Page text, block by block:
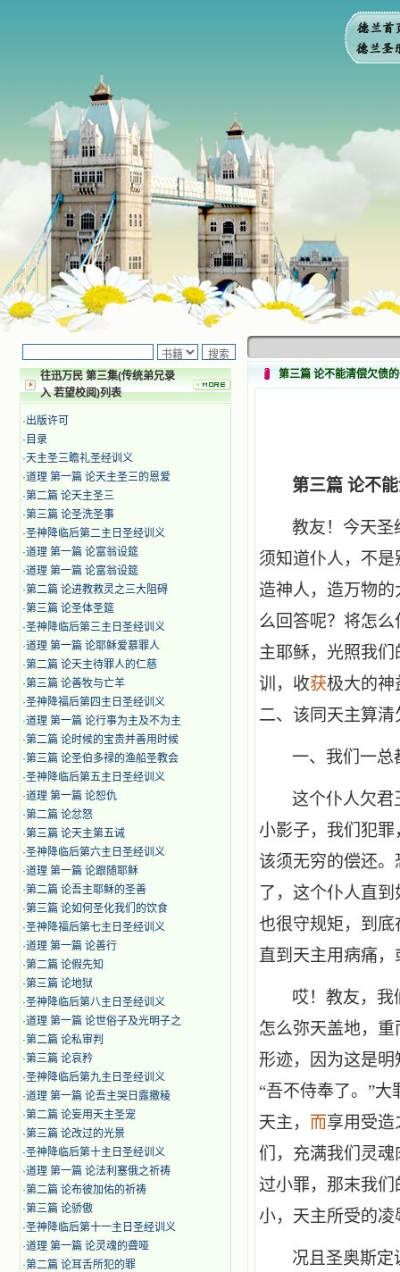
往迅万民 第三集(传统弟兄录
入 若望校阅)列表
·出版许可
· 目录
·天主圣三瞻礼圣经训义
·道理 第一篇 论天主圣三的恩爱
·第二篇 论天主圣三
·第三篇 论圣洗圣事
·圣神降临后第二主日圣经训义
·道理 第一篇 论富翁设筵
·道理 第一篇 论富翁设筵
·第二篇 论进教救灵之三大阻碍
·第三篇 论圣体圣筵
·圣神降临后第三主日圣经训义
·道理 第一篇 论耶稣爱慕罪人
·第二篇 论天主待罪人的仁慈
·第三篇 论善牧与亡羊
·圣神降福后第四主日圣经训义
·道理 第一篇 论行事为主及不为主
·第二篇 论时候的宝贵并善用时候
·第三篇 论圣伯多禄的渔船圣教会
·圣神降临后第五主日圣经训义
·道理 第一篇 论恕仇
·第二篇 论忿怒
·第三篇 论天主第五诫
·圣神降临后第六主日圣经训义
·道理 第一篇 论跟随耶稣
·第二篇 论吾主耶稣的圣善
·第三篇 论如何圣化我们的饮食
·圣神降福后第七主日圣经训义
·道理 第一篇 论善行
·第二篇 论假先知
·第三篇 论地狱
·圣神降临后第八主日圣经训义
·道理 第一篇 论世俗子及光明子之
·第二篇 论私审判
·第三篇 论哀矜
·圣神降临后第九主日圣经训义
·道理 第一篇 论吾主哭日露撒稜
·第二篇 论妄用天主圣宠
·第三篇 论改过的光景
·圣神降临后第十主日圣经训义
·道理 第一篇 论法利塞俄之祈祷
·第二篇 论布彼加佑的祈祷
·第三篇 论骄傲
·圣神降临后第十一主日圣经训义
·道理 第一篇 论灵魂的聋哑
·第二篇 论耳舌所犯的罪
第三篇 论不能清偿欠债
第三篇 论不
教友！今天圣
须知道仆人，不
造神人，造万物
么回答呢？将怎
主耶稣，光照我
训，收获极大的神
二、该同天主算
一、我们一总
这个仆人欠君
小影子，我们犯
该须无穷的偿还
了，这个仆人直
也很守规矩，到
直到天主用病痛
哎！教友，我
怎么弥天盖地，
形迹，因为这是
“吾不侍奉了。”
天主， 而享用受造
们，充满我们灵
过小罪，那末我
小，天主所受的
况且圣奥斯定